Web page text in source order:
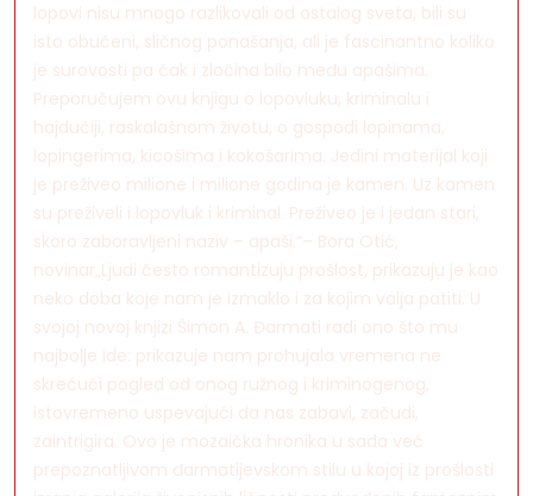
lopovi nisu mnogo razlikovali od ostalog sveta, bili su
isto obučeni, sličnog ponašanja, ali je fascinantno koliko
je surovosti pa čak i zločina bilo među apašima.
Preporučujem ovu knjigu o lopovluku, kriminalu i
hajdučiji, raskalašnom životu, o gospodi lopinama,
lopingerima, kicošima i kokošarima. Jedini materijal koji
je preživeo milione i milione godina je kamen. Uz kamen
su preživeli i lopovluk i kriminal. Preživeo je i jedan stari,
skoro zaboravljeni naziv – apaši.“– Bora Otić,
novinar„Ljudi često romantizuju prošlost, prikazuju je kao
neko doba koje nam je izmaklo i za kojim valja patiti. U
svojoj novoj knjizi Šimon A. Đarmati radi ono što mu
najbolje ide: prikazuje nam prohujala vremena ne
skrećući pogled od onog ružnog i kriminogenog,
istovremeno uspevajući da nas zabavi, začudi,
zaintrigira. Ovo je mozaička hronika u sada već
prepoznatljivom đarmatijevskom stilu u kojoj iz prošlosti